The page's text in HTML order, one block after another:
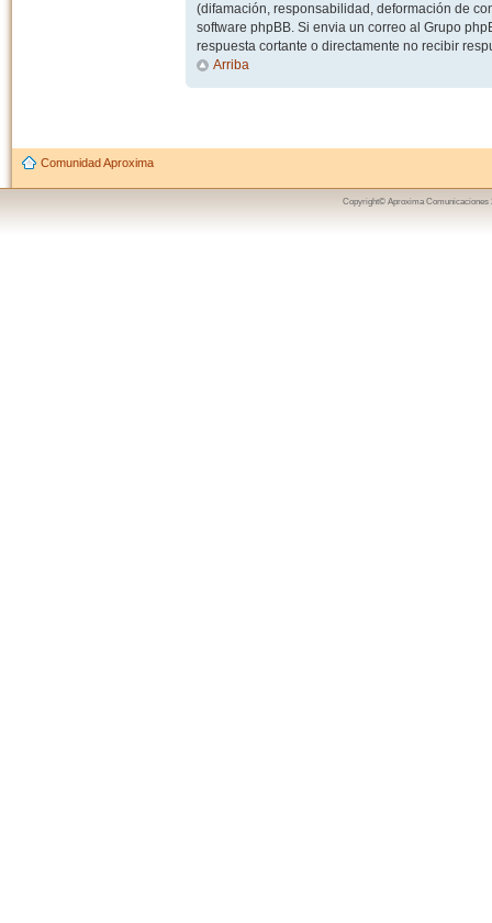
(difamación, responsabilidad, deformación de
software phpBB. Si envia un correo al Grupo
respuesta cortante o directamente no recibir
Arriba
Comunidad Aproxima
Copyright© Aproxima Comunicaciones